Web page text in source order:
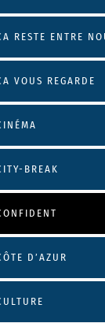
RESTE ENTRE
VOUS REGARDE
BREAK
D’AZUR